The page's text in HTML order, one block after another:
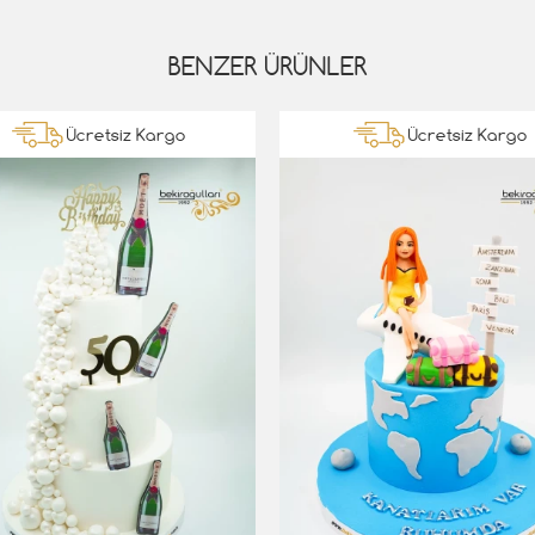
BENZER ÜRÜNLER
Ücretsiz Kargo Ücretsiz Kargo